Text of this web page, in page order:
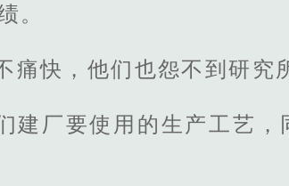
。
痛快，他们也怨不到研究
建厂要使用的生产工艺